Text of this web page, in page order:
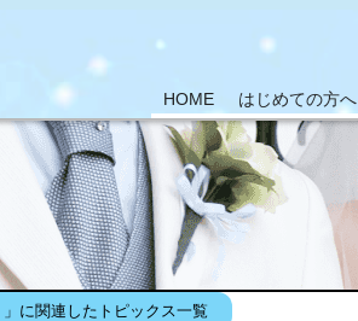
HOME はじめての方へ
」に関連したトピックス一覧